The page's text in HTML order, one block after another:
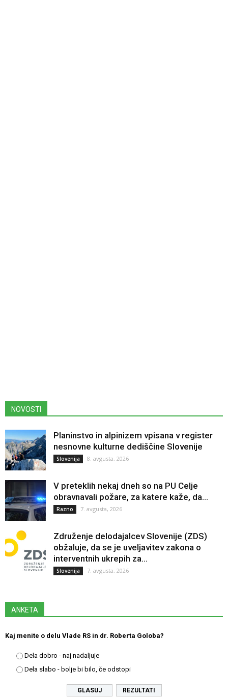
NOVOSTI
Planinstvo in alpinizem vpisana v register
nesnovne kulturne dediščine Slovenije
Slovenija 8. avgusta, 2026
V preteklih nekaj dneh so na PU Celje
obravnavali požare, za katere kaže, da...
Razno 7. avgusta, 2026
Združenje delodajalcev Slovenije (ZDS)
obžaluje, da se je uveljavitev zakona o
interventnih ukrepih za...
Slovenija 7. avgusta, 2026
ANKETA
Kaj menite o delu Vlade RS in dr. Roberta Goloba?
Dela dobro - naj nadaljuje
Dela slabo - bolje bi bilo, če odstopi
REZULTATI